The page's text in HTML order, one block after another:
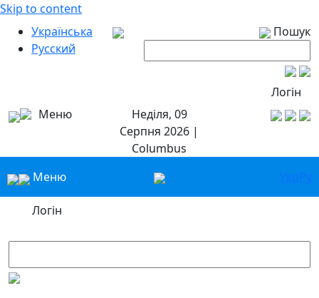
Skip to content
Українська
Русский
Пошук
Логін
Меню
Неділя, 09
Серпня 2026 |
Columbus
Меню
УкрРу
Логін